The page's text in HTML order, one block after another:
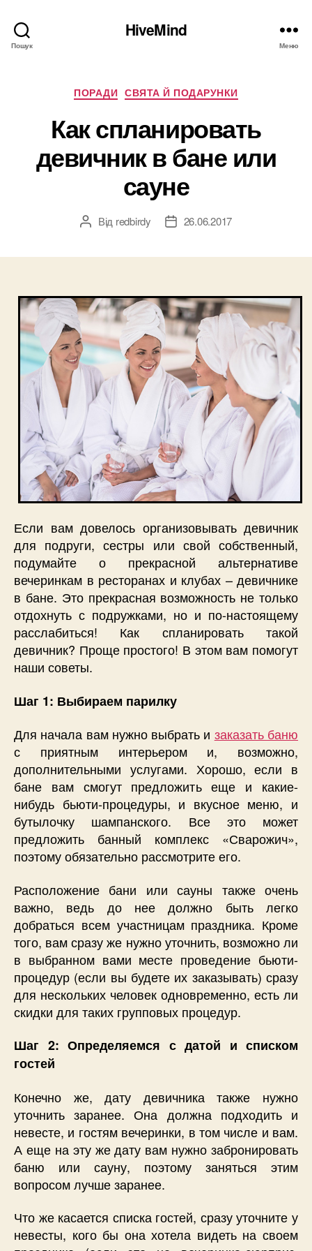
Пошук
HiveMind
Меню
Категорії
ПОРАДИ СВЯТА Й ПОДАРУНКИ
Как спланировать
девичник в бане или
сауне
Автор
Від redbirdy
Дата26.06.2017
Если вам довелось организовывать девичник
для подруги, сестры или свой собственный,
подумайте о прекрасной альтернативе
вечеринкам в ресторанах и клубах – девичнике
в бане. Это прекрасная возможность не только
отдохнуть с подружками, но и по-настоящему
расслабиться! Как спланировать такой
девичник? Проще простого! В этом вам помогут
наши советы.
Шаг 1: Выбираем парилку
Для начала вам нужно выбрать и заказать баню
с приятным интерьером и, возможно,
дополнительными услугами. Хорошо, если в
бане вам смогут предложить еще и какие-
нибудь бьюти-процедуры, и вкусное меню, и
бутылочку шампанского. Все это может
предложить банный комплекс «Сварожич»,
поэтому обязательно рассмотрите его.
Расположение бани или сауны также очень
важно, ведь до нее должно быть легко
добраться всем участницам праздника. Кроме
того, вам сразу же нужно уточнить, возможно ли
в выбранном вами месте проведение бьюти-
процедур (если вы будете их заказывать) сразу
для нескольких человек одновременно, есть ли
скидки для таких групповых процедур.
Шаг 2: Определяемся с датой и списком
гостей
Конечно же, дату девичника также нужно
уточнить заранее. Она должна подходить и
невесте, и гостям вечеринки, в том числе и вам.
А еще на эту же дату вам нужно забронировать
баню или сауну, поэтому заняться этим
вопросом лучше заранее.
Что же касается списка гостей, сразу уточните у
невесты, кого бы она хотела видеть на своем